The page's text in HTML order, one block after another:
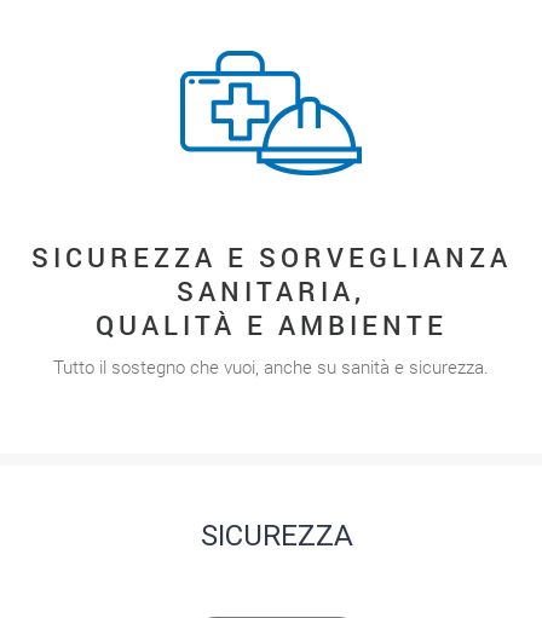
SICUREZZA E SORVEGLIANZA
SANITARIA,
QUALITÀ E AMBIENTE
Tutto il sostegno che vuoi, anche su sanità e sicurezza.
SICUREZZA